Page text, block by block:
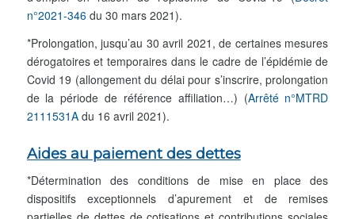
n°2021-346du 30 mars 2021).
*Prolongation, jusqu’au 30 avril 2021, de certaines mesures
dérogatoires et temporaires dans le cadre de l’épidémie de
Covid 19 (allongement du délai pour s’inscrire, prolongation
de la période de référence affiliation…) (Arrêté n°MTRD
2111531Adu 16 avril 2021).
Aides au paiement des dettes
*Détermination des conditions de mise en place des
dispositifs exceptionnels d’apurement et de remises